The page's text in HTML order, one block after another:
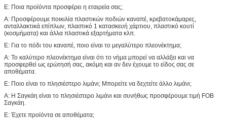
Ε: Ποια προϊόντα προσφέρει η εταιρεία σας;
Α: Προσφέρουμε ποικιλία πλαστικών ποδιών καναπέ, κρεβατοκάμαρες,
ανταλλακτικά επίπλων, πλαστικό 1 κατασκευή χάρτιου, πλαστικό κουτί
(κοσμήματα) και άλλα πλαστικά εξαρτήματα κλπ.
Ε: Για το πόδι του καναπέ, ποιο είναι το μεγαλύτερο πλεονέκτημα;
Α: Το καλύτερο πλεονέκτημα είναι ότι το νήμα μπορεί να αλλάξει και να
προσφερθεί ως ερώτησή σας, ακόμη και αν δεν έχουμε το είδος σας σε
αποθέματα.
Ε: Ποιο είναι το πλησιέστερο λιμάνι; Μπορείτε να δεχτείτε άλλο λιμάνι;
Α: Η Σαγκάη είναι το πλησιέστερο λιμάνι και συνήθως προσφέρουμε τιμή FOB
Σαγκάη.
Ε: Έχετε προϊόντα σε αποθέματα;